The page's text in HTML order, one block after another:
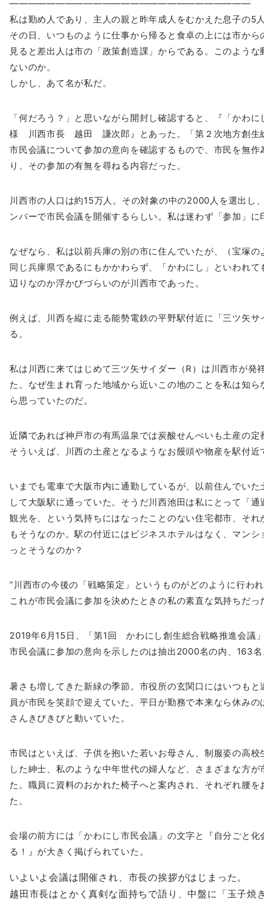
――――――――――――――――――――――――――
私は勤め人であり、主人の親と昨年成人をむかえた息子の5
その日、いつものように仕事から帰ると食卓の上には市から
見ると差出人は市の「政策創造課」からである。このような
ないのか。
しかし、あて名が私だ。
「何だろう？」と思いながら開封し確認すると、『「かわに
様 川西市長 越田 謙次郎』とあった。「第２次地方創生
市民会議について参加の意向を確認するもので、市民を無作
り、その参加の有無を尋ねる内容だった。
川西市の人口は約15万人。その対象の中の2000人を選出し
ンバーで市民会議を開催するらしい。 私は迷わず「参加」に
なぜなら、私は以前兵庫の別の市に住んでいたが、（宝塚の
同じ兵庫県であるにもかかわらず、「かわにし」といわれ
辺りなのか浮かびづらいのが川西市であった。
例えば、川西を縦に走る能勢電鉄の平野駅付近に「三ツ矢サ
る。
私は川西に来てはじめて三ツ矢サイダー（R）は川西市が発
た。なぜ生まれ育った地域から近いこの地のことを私は知ら
ら思っていたのだ。
近隣であれば神戸市の有馬温泉では炭酸せんべいも土産の定
そういえば、川西の土産となるようなお饅頭や物産を駅付近
いまでも電車で大阪市内に通勤しているが、以前住んでいた
して大阪駅に通っていた。 そうだ川西池田は私にとって「
観光を、という気持ちにはなったことのない住宅都市、 それ
もそうなのか。駅の付近にはビジネスホテルはなく、マンシ
っとそうなのか？
“川西市の今後の「戦略策定」というものがどのように行わ
これが市民会議に参加を決めたときの私の素直な気持ちだっ
2019年6月15日、「第1回 かわにし創生総合戦略推進会議
市民会議に参加の意向を示したのは抽出2000名の内、163名
暑さも増してきた新緑の季節。市役所の玄関口にはいつもと
員が市民を笑顔で迎えていた。 平日が勤務で本来なら休み
さんきびきびと動いていた。
市民はといえば、子供を抱いた若いお母さん、制服姿の高校
した紳士、私のような中年世代の婦人など、
さまざまな方
た。職員に資料のおかれた椅子へと案内され、それぞれ腰
た。
会場の前方には「かわにし市民会議」の文字と『自分ごと
る！』が大きく掲げられていた。
いよいよ会議は開催され、市長の挨拶がはじまった。
越田市長はとかく真剣な面持ちで語り、中盤に「玉子焼